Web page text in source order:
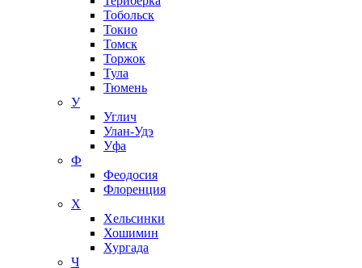
Тобольск
Токио
Томск
Торжок
Тула
Тюмень
У
Углич
Улан-Удэ
Уфа
Ф
Феодосия
Флоренция
Х
Хельсинки
Хошимин
Хургада
Ч